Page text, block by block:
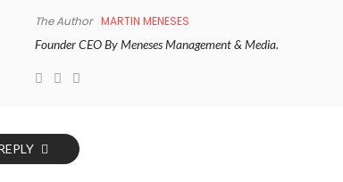
The Author MARTIN MENESES
Founder CEO By Meneses Management & Media.